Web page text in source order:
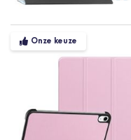
Onze keuze